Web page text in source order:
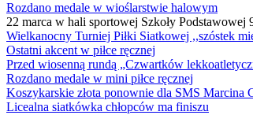
Rozdano medale w wioślarstwie halowym
22 marca w hali sportowej Szkoły Podstawowej
Wielkanocny Turniej Piłki Siatkowej ,,szóstek
Ostatni akcent w piłce ręcznej
Przed wiosenną rundą „Czwartków
Rozdano medale w mini piłce ręcznej
Koszykarskie złota ponownie dla SMS Marcina
Licealna siatkówka chłopców ma finiszu